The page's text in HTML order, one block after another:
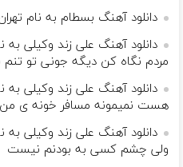
دانلود آهنگ بسطام به نام
دانلود آهنگ علی زند وکیلی
مردم نگاه كن دیگه جونى تو
دانلود آهنگ علی زند وکیلی
هست نمیمونه مسافر خونه ی من
دانلود آهنگ علی زند وکیلی
ولی چشم كسی به بودنم نیست